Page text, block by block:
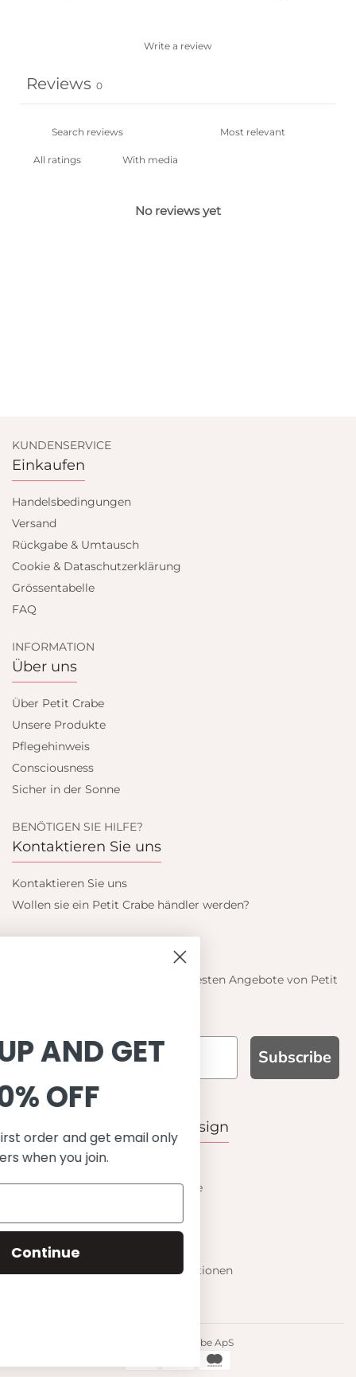
Write a review
Reviews 0
With media
No reviews yet
KUNDENSERVICE
Einkaufen
Handelsbedingungen
Versand
Rückgabe & Umtausch
Cookie & Dataschutzerklärung
Grössentabelle
FAQ
INFORMATION
Über uns
Über Petit Crabe
Unsere Produkte
Pflegehinweis
Consciousness
Sicher in der Sonne
BENÖTIGEN SIE HILFE?
Kontaktieren Sie uns
Kontaktieren Sie uns
Wollen sie ein Petit Crabe händler werden?
Informieren Sie sich über die neuesten Angebote von Petit
Subscribe
WARUM UNS WÄHLEN
Funktion, Qualität und Design
UPF 50+
OEKO-TEX® zertifiziertes Stoffe
Stilvoll & Anspruchsvoll
Angenehm zu tragen
Mix&Match - Endlose Kombinationen
© 2023 Petit Crabe ApS
SIGN UP AND GET
10% OFF
Save on your first order and get email only
offers when you join.